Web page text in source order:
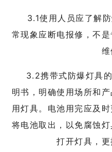
3.1使用人员应了解
常现象应断电报修，不
维
3.2携带式防爆灯具
明书，明确使用场所和
用灯具。电池用完应及
将电池取出，以免腐蚀
打开灯具，更